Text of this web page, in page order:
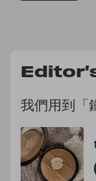
我們用到「